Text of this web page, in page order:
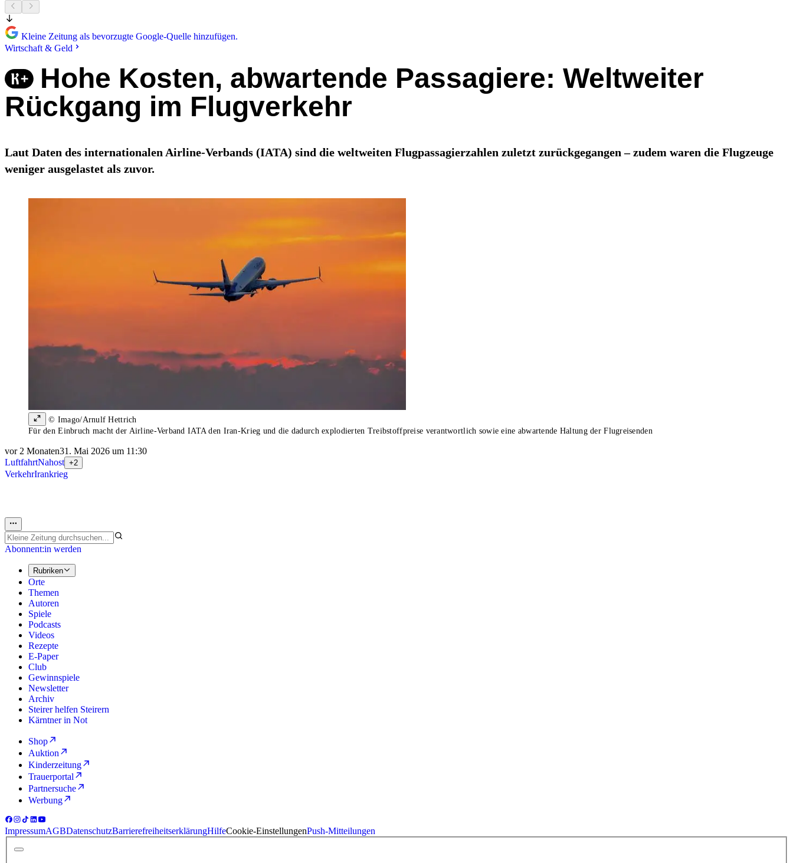
Kleine Zeitung als bevorzugte Google-Quelle hinzufügen.
Wirtschaft & Geld
Hohe Kosten, abwartende Passagiere: Weltweiter
Rückgang im Flugverkehr
Laut Daten des internationalen Airline-Verbands (IATA) sind die weltweiten Flugpassagierzahlen zuletzt zurückgegangen – zudem waren die Flugzeuge
weniger ausgelastet als zuvor.
© Imago/Arnulf Hettrich
Für den Einbruch macht der Airline-Verband IATA den Iran-Krieg und die dadurch explodierten Treibstoffpreise verantwortlich sowie eine abwartende Haltung der Flugreisenden
vor 2 Monaten31. Mai 2026 um 11:30
LuftfahrtNahost +2
VerkehrIrankrieg
Abonnent:in werden
Rubriken
Orte
Themen
Autoren
Spiele
Podcasts
Videos
Rezepte
E-Paper
Club
Gewinnspiele
Newsletter
Archiv
Steirer helfen Steirern
Kärntner in Not
Shop
Auktion
Kinderzeitung
Trauerportal
Partnersuche
Werbung
ImpressumAGBDatenschutzBarrierefreiheitserklärungHilfeCookie-EinstellungenPush-Mitteilungen